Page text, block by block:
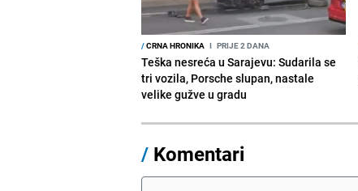
/CRNA HRONIKA I PRIJE 2 DANA
Teška nesreća u Sarajevu: Sudarila se
tri vozila, Porsche slupan, nastale
velike gužve u gradu
/ Komentari